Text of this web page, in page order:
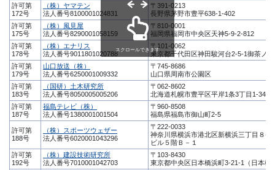
許可第
172号
（株）ヤマテン
法人番号8100001024831
〒391-0213
長野県茅野市豊平638-1-402
許可第
175号
（株）風見屋
法人番号8290001058159
〒810-0001
福岡県福岡市中央区天神5-9-2-812
許可第
178号
（株）エナリス
法人番号9011801020788
〒101-0062
東京都千代田区神田駿河台2-5-1御茶ノ
許可第
179号
山口放送（株）
法人番号6250001009332
〒745-8686
山口県周南市公園区
許可第
183号
（国研）土木研究所
法人番号8050005005206
〒062-8602
北海道札幌市豊平区平岸1条3丁目1-34
許可第
187号
福島テレビ（株）
法人番号1380001001504
〒960-8508
福島県福島市御山町2-5
許可第
188号
（株）スポーツウェザー
法人番号6020001043296
〒222-0033
神奈川県横浜市港北区新横浜三丁目８番
ビル５階Ｂ－１
許可第
192号
（株）建設技術研究所
法人番号7010001042703
〒103-8430
東京都中央区日本橋浜町3-21-1（日本橋
スクロールできます